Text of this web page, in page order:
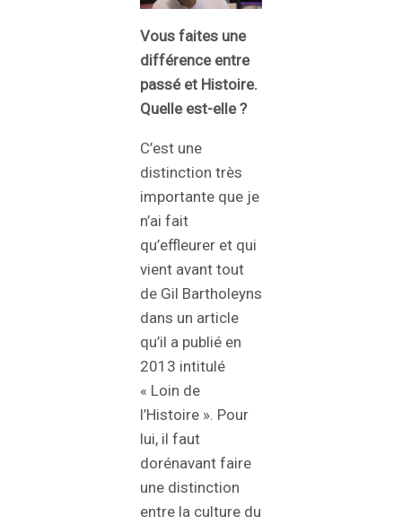
Vous faites une
différence entre
passé et Histoire.
Quelle est-elle ?
C’est une
distinction très
importante que je
n’ai fait
qu’effleurer et qui
vient avant tout
de Gil Bartholeyns
dans un article
qu’il a publié en
2013 intitulé
« Loin de
l’Histoire ». Pour
lui, il faut
dorénavant faire
une distinction
entre la culture du